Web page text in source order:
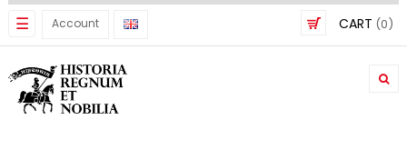
Toggle
☰ Account CART (0)